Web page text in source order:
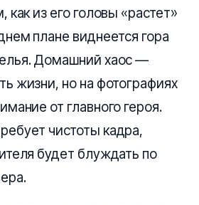
как из его головы «растет»
плане виднеется гора
Домашний хаос —
жизни, но на фотографиях
от главного героя.
чистоты кадра,
будет блуждать по